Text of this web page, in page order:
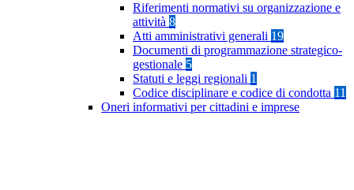
Riferimenti normativi su organizzazione e
attività 8
Atti amministrativi generali 19
Documenti di programmazione strategico-
gestionale 5
Statuti e leggi regionali 1
Codice disciplinare e codice di condotta 11
Oneri informativi per cittadini e imprese